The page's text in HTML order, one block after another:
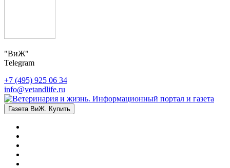
"ВиЖ"
Telegram
+7 (495) 925 06 34
info@vetandlife.ru
Газета ВиЖ. Купить